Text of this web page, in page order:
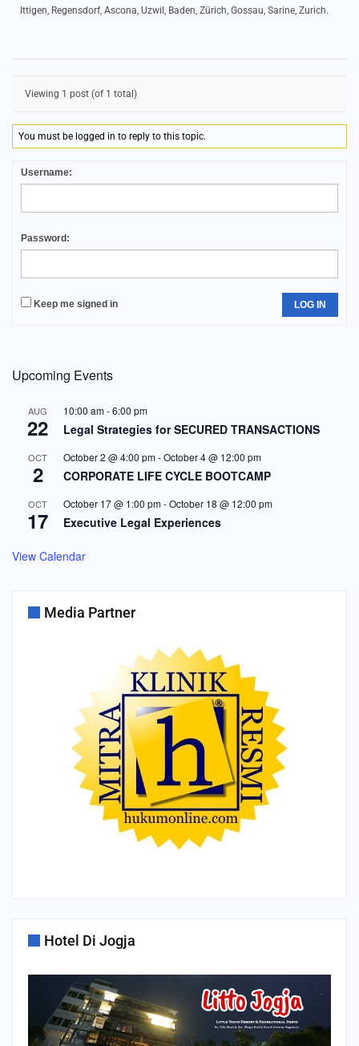
Ittigen, Regensdorf, Ascona, Uzwil, Baden, Zürich, Gossau, Sarine, Zurich.
Viewing 1 post (of 1 total)
You must be logged in to reply to this topic.
Username:
Password:
Keep me signed in LOG IN
Upcoming Events
AUG
22
10:00 am-6:00 pm
Legal Strategies for SECURED TRANSACTIONS
OCT
2
October 2 @ 4:00 pm-October 4 @ 12:00 pm
CORPORATE LIFE CYCLE BOOTCAMP
OCT
17
October 17 @ 1:00 pm-October 18 @ 12:00 pm
Executive Legal Experiences
View Calendar
Media Partner
Hotel Di Jogja